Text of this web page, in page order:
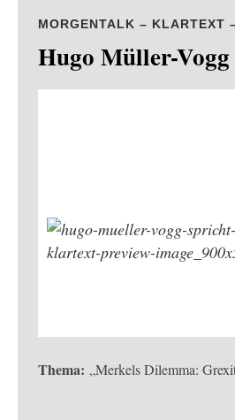
MORGENTALK – KLARTEXT
Hugo Müller-
Thema: „Merkels Dilemma: